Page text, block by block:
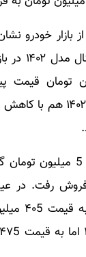
بازار خودرو
میلیون تومان